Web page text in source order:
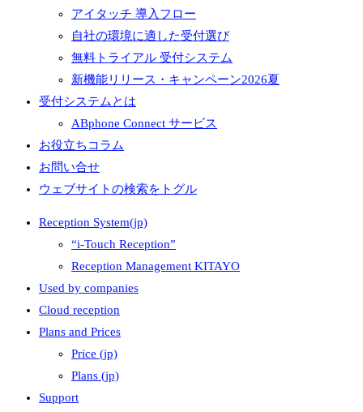
アイタッチ 導入フロー
自社の環境に適した受付選び
無料トライアル 受付システム
新機能リリース・キャンペーン2026夏
受付システムとは
ABphone Connect サービス
お役立ちコラム
お問い合せ
ウェブサイトの検索をトグル
Reception System(jp)
“i-Touch Reception”
Reception Management KITAYO
Used by companies
Cloud reception
Plans and Prices
Price (jp)
Plans (jp)
Support